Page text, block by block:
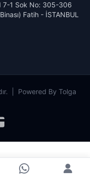
7-1 Sok No: 305-306
Fatih - İSTANBUL
| Powered By Tolga